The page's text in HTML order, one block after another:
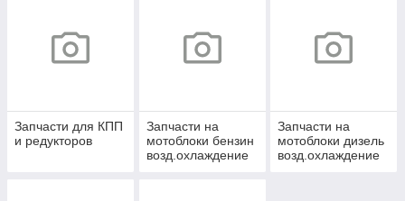
Запчасти для КПП
и редукторов
Запчасти на
мотоблоки бензин
возд.охлаждение
Запчасти на
мотоблоки дизель
возд.охлаждение